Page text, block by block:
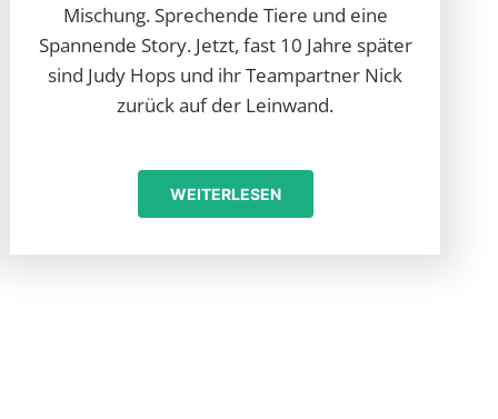
Mischung. Sprechende Tiere und eine
Spannende Story. Jetzt, fast 10 Jahre später
sind Judy Hops und ihr Teampartner Nick
zurück auf der Leinwand.
WEITERLESEN